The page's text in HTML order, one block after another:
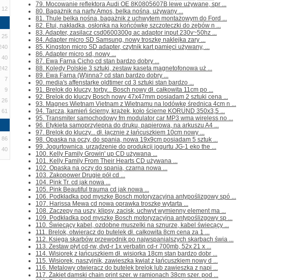
12
25
40
7
9
26
61
86
40
79. Mocowanie reflektora Audi OE 8K0805607B lewe używane, spr ...
80. Bagażnik na narty Amos, belka nośna, używany ...
81. Thule belka nośna, bagażnik z uchwytem montażowym do Ford ...
82. Etui, nakładka, osłonka na końcówkę szczoteczki do zębów n ...
83. Adapter, zasilacz csd0600300g ac adaptor input 230v~50hz ...
84. Adapter micro SD Samsung, nowy troszkę naklejka zary ...
85. Kingston micro SD adapter, czytnik kart pamięci używany, ...
86. Adapter micro sd, nowy ...
87. Ewa Farna Cicho cd stan bardzo dobry ...
88. Kolędy Polskie 3 sztuki, zestaw kaseta magnetofonowa uż ...
89. Ewa Farna (W)inna? cd stan bardzo dobry ...
90. media's affenstarke oldtimer cd 3 sztuki stan bardzo ...
91. Brelok do kluczy, torby... Bosch nowy dł. całkowita 11cm po ...
92. Brelok do kluczy Bosch nowy 47x47mm posiadam 2 sztuki cena ...
93. Magnes Wietnam Vietnam z Wietnamu na lodówkę średnica 4cm n ...
94. Tarcza, kamień ścierny, krążek, koło ścierne KORUND 350x3,5 ...
95. Transmiter samochodowy fm modulator car MP3 wma wireless no ...
96. Etykieta samoprzylepna do druku, papierowa, na arkuszu A4 ...
97. Brelok do kluczy... dł. łącznie z łańcuszkiem 10cm nowy ...
98. Opaska na oczy, do spania, nowa 19x9cm posiadam 5 sztuk ...
99. Jogurtownica, urządzenie do produkcji jogurtu JG-1 eko the ...
100. Kelly Family Growin' up CD używana ...
101. Kelly Family From Their Hearts CD używana ...
102. Opaska na oczy do spania, czarna nowa ...
103. Zakopower Drugie pół cd ...
104. Pink Tr. cd jak nowa ...
105. Pink Beautiful trauma cd jak nowa ...
106. Podkładka pod myszkę Bosch motoryzacyjna antypoślizgowy spó ...
107. Harissa Mewa cd nowa oprawka troszkę wytarta ...
108. Zaczepy na uszy, klipsy, zacisk, uchwyt wymienny element ma ...
109. Podkładka pod myszkę Bosch motoryzacyjna antypoślizgowy sp ...
110. Świecący kabel, ozdobne muszelki na sznurze, kabel świecący ...
111. Brelok, otwieracz do butelek dł. całkowita 8cm cena za 1 ...
112. Księga skarbów przewodnik po najwspanialszych skarbach świa ...
113. Zestaw płyt cd-rw, dvd-r 1x verbatin cd-r 700mb, 52x 21 x ...
114. Wisiorek z łańcuszkiem dł. wisiorka 18cm stan bardzo dobr ...
115. Wisiorek, naszyjnik, zawieszka kwiat z łańcuszkiem nowy d ...
116. Metalowy otwieracz do butelek brelok lub zawieszka z napi ...
117. Żakiet damski chain print szer. w ramionach 38cm szer. pod ...